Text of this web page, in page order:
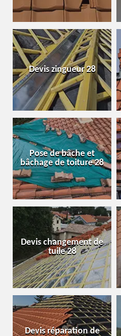
Devis zingueur 28
Pose de bâche et
bâchage de toiture 28
Devis changement de
tuile 28
Devis réparation de